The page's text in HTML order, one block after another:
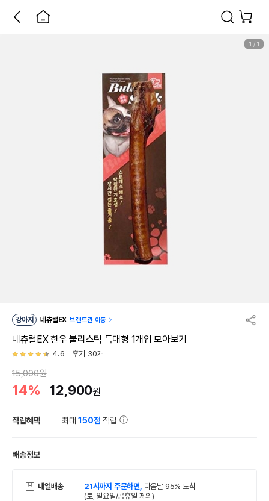
1 / 1
강아지 네츄럴EX 브랜드관 이동
네츄럴EX 한우 불리스틱 특대형 1개입 모아보기
4.6 후기 30개
15,000원
14% 12,900원
적립혜택 최대150점 적립
배송정보
내일배송 21시까지 주문하면, 다음날 95% 도착
(토, 일요일/공휴일 제외)